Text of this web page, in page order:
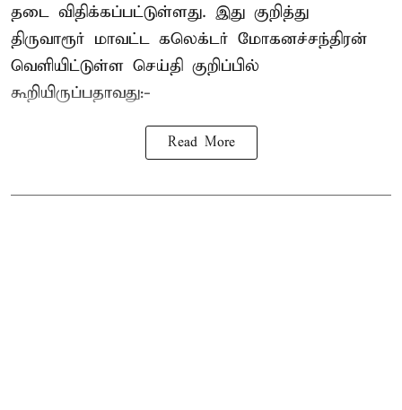
தடை விதிக்கப்பட்டுள்ளது. இது குறித்து
திருவாரூர் மாவட்ட கலெக்டர் மோகனச்சந்திரன்
வெளியிட்டுள்ள செய்தி குறிப்பில்
கூறியிருப்பதாவது:-
Read More